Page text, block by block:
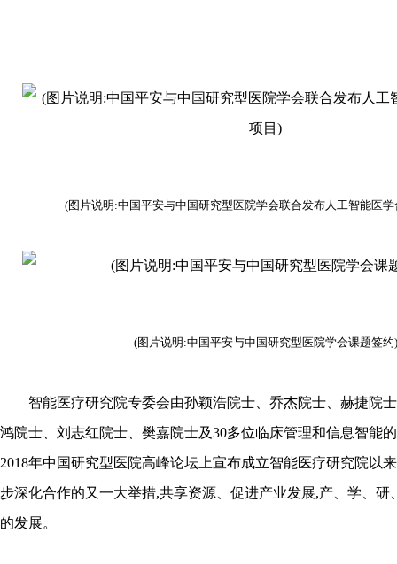
(图片说明:中国平安与中国研究型医院学会联合发布人工智能医
(图片说明:中国平安与中国研究型医院学会课题签约)
智能医疗研究院专委会由孙颖浩院士、乔杰院士、赫捷院
鸿院士、刘志红院士、樊嘉院士及30多位临床管理和信息智能
2018年中国研究型医院高峰论坛上宣布成立智能医疗研究院以
步深化合作的又一大举措,共享资源、促进产业发展,产、学、研
的发展。